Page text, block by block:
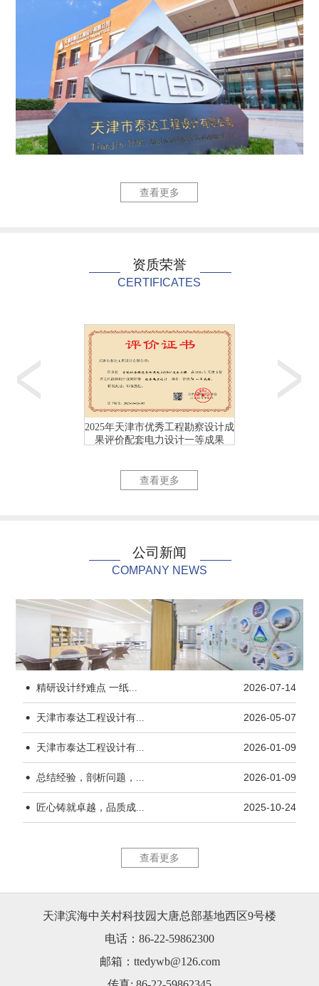
六里庄220kV输变... 泰达国际
国网天津市电力公司充... 国网天津
杨柳青水厂170kW... 天津市茂
天津市茂联科技有限公...
查看更多
资质荣誉
CERTIFICATES
2025年天津市优秀工程勘察设计成
果评价配套电力设计一等成果
2025年天津市优秀
查看更多
公司新闻
COMPANY NEWS
· 精研设计纾难点 一纸... 2026-07-14
· 天津市泰达工程设计有... 2026-05-07
· 天津市泰达工程设计有... 2026-01-09
· 总结经验，剖析问题，... 2026-01-09
· 匠心铸就卓越，品质成... 2025-10-24
查看更多
天津滨海中关村科技园大唐总部基地西区9号楼
电话：86-22-59862300
邮箱：ttedywb@126.com